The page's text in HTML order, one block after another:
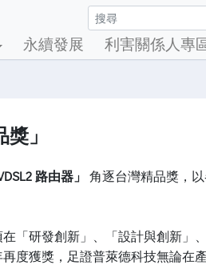
永續發展 利害關係人專
」
路由器」 角逐台灣精品獎，
「研發創新」、「設計與創新」
度獲獎，足證普萊德科技無論在